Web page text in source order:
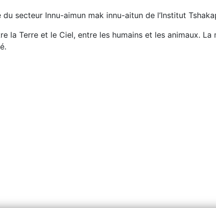
secteur Innu-aimun mak innu-aitun de l’Institut
la Terre et le Ciel, entre les humains et les animaux. La